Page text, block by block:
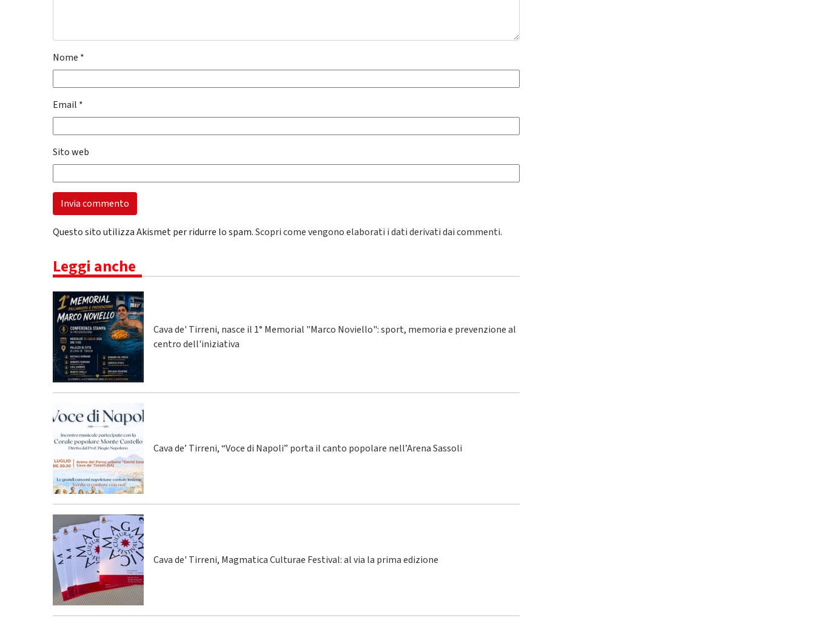
Nome *
Email *
Sito web
Questo sito utilizza Akismet per ridurre lo spam.Scopri come vengono elaborati i dati derivati dai commenti.
Leggi anche
Cava de' Tirreni, nasce il 1° Memorial "Marco Noviello": sport, memoria e prevenzione al
centro dell'iniziativa
Cava de’ Tirreni, “Voce di Napoli” porta il canto popolare nell’Arena Sassoli
Cava de' Tirreni, Magmatica Culturae Festival: al via la prima edizione